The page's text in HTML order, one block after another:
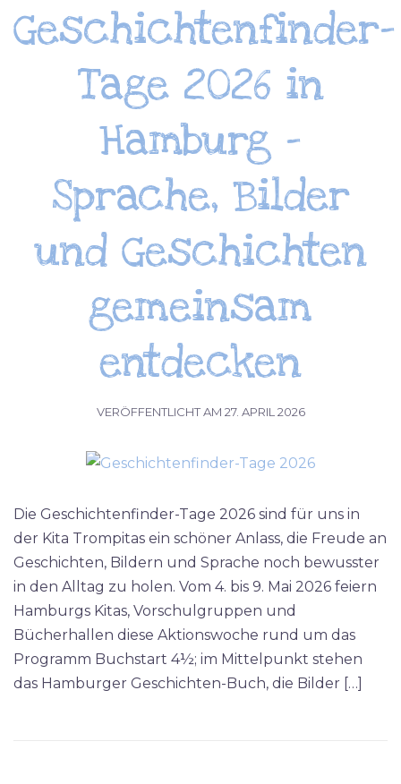
Geschichtenfinder-
Tage 2026 in
Hamburg –
Sprache, Bilder
und Geschichten
gemeinsam
entdecken
VERÖFFENTLICHT AM 27. APRIL 2026
Die Geschichtenfinder-Tage 2026 sind für uns in
der Kita Trompitas ein schöner Anlass, die Freude an
Geschichten, Bildern und Sprache noch bewusster
in den Alltag zu holen. Vom 4. bis 9. Mai 2026 feiern
Hamburgs Kitas, Vorschulgruppen und
Bücherhallen diese Aktionswoche rund um das
Programm Buchstart 4½; im Mittelpunkt stehen
das Hamburger Geschichten-Buch, die Bilder […]